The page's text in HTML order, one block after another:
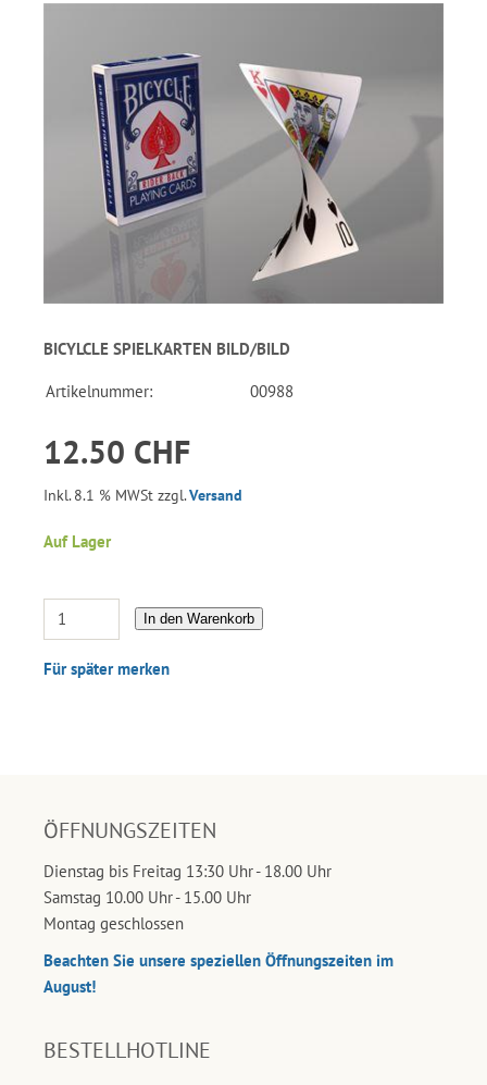
BICYLCLE SPIELKARTEN BILD/BILD
Artikelnummer: 00988
12.50 CHF
Inkl. 8.1 % MWSt zzgl.Versand
Auf Lager
In den Warenkorb
Für später merken
ÖFFNUNGSZEITEN
Dienstag bis Freitag 13:30 Uhr - 18.00 Uhr
Samstag 10.00 Uhr - 15.00 Uhr
Montag geschlossen
Beachten Sie unsere speziellen Öffnungszeiten im
August!
BESTELLHOTLINE